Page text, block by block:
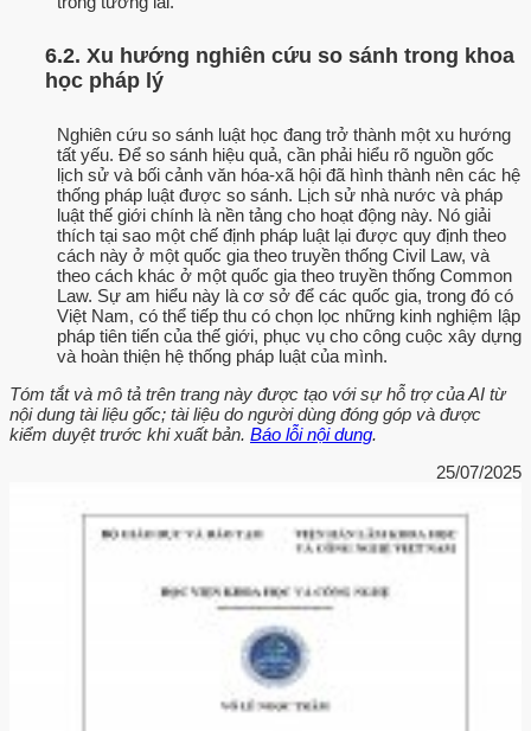
6.2. Xu hướng nghiên cứu so sánh trong khoa
học pháp lý
Nghiên cứu so sánh luật học đang trở thành một xu hướng
tất yếu. Để so sánh hiệu quả, cần phải hiểu rõ nguồn gốc
lịch sử và bối cảnh văn hóa-xã hội đã hình thành nên các hệ
thống pháp luật được so sánh. Lịch sử nhà nước và pháp
luật thế giới chính là nền tảng cho hoạt động này. Nó giải
thích tại sao một chế định pháp luật lại được quy định theo
cách này ở một quốc gia theo truyền thống Civil Law, và
theo cách khác ở một quốc gia theo truyền thống Common
Law. Sự am hiểu này là cơ sở để các quốc gia, trong đó có
Việt Nam, có thể tiếp thu có chọn lọc những kinh nghiệm lập
pháp tiên tiến của thế giới, phục vụ cho công cuộc xây dựng
và hoàn thiện hệ thống pháp luật của mình.
Tóm tắt và mô tả trên trang này được tạo với sự hỗ trợ của AI từ
nội dung tài liệu gốc; tài liệu do người dùng đóng góp và được
kiểm duyệt trước khi xuất bản. Báo lỗi nội dung.
25/07/2025